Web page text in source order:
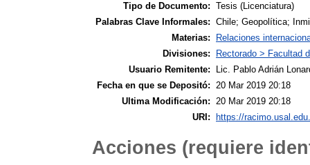
Tipo de Documento: Tesis (Licenciatura)
Palabras Clave Informales: Chile; Geopolítica;
Materias:
Relaciones
Divisiones:
Rectorado > Facultad
Usuario Remitente:
Lic. Pablo Adrián
Fecha en que se Depositó: 20 Mar 2019 20:18
Ultima Modificación: 20 Mar 2019 20:18
URI:
https://
Acciones (requiere